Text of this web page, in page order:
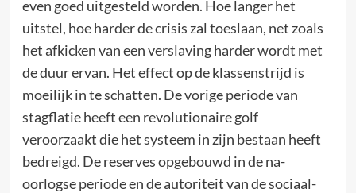
even goed uitgesteld worden. Hoe langer het
uitstel, hoe harder de crisis zal toeslaan, net zoals
het afkicken van een verslaving harder wordt met
de duur ervan. Het effect op de klassenstrijd is
moeilijk in te schatten. De vorige periode van
stagflatie heeft een revolutionaire golf
veroorzaakt die het systeem in zijn bestaan heeft
bedreigd. De reserves opgebouwd in de na-
oorlogse periode en de autoriteit van de sociaal-